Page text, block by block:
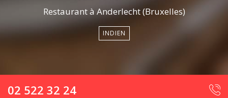
Restaurant à Anderlecht (Bruxelles)
INDIEN
02 522 32 24